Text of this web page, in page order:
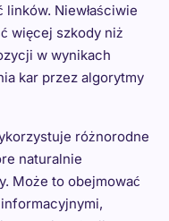
Niewłaściwie
więcej szkody niż
w wynikach
kar przez algorytmy
różnorodne
naturalnie
Może to obejmować